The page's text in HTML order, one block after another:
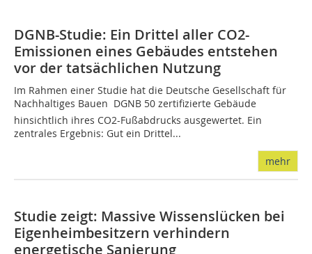
DGNB-Studie: Ein Drittel aller CO2-
Emissionen eines Gebäudes entstehen
vor der tatsächlichen Nutzung
Im Rahmen einer Studie hat die Deutsche Gesellschaft für
Nachhaltiges Bauen  DGNB 50 zertifizierte Gebäude
hinsichtlich ihres CO2-Fußabdrucks ausgewertet. Ein
zentrales Ergebnis: Gut ein Drittel...
mehr
Studie zeigt: Massive Wissenslücken bei
Eigenheimbesitzern verhindern
energetische Sanierung